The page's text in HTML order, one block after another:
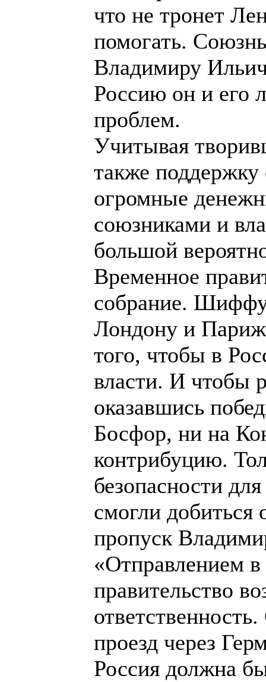
что не тронет
помогать.
Владимиру
Россию он и его
проблем.
Учитывая
также поддержку
огромные
союзниками и
большой
Временное
собрание.
Лондону и
того, чтобы в
власти. И чтобы
оказавшись
Босфор, ни на
контрибуцию.
безопасности
смогли добиться
пропуск
«Отправлением
правительство
проезд через
Россия должна